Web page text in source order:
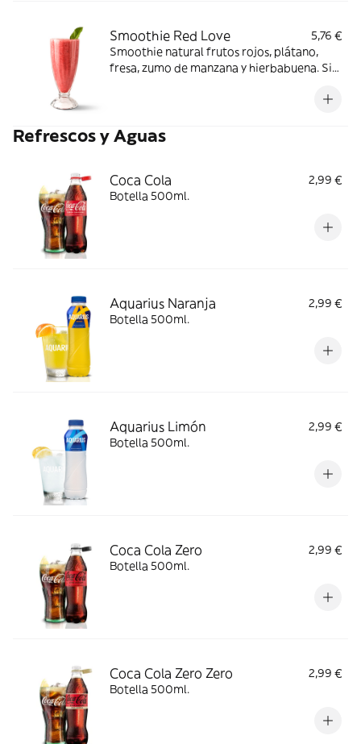
Smoothie Red Love
5,76 €
Smoothie natural frutos rojos, plátano,
fresa, zumo de manzana y hierbabuena. Sin
Refrescos y Aguas
Coca Cola
2,99 €
Botella 500ml.
Aquarius Naranja
2,99 €
Botella 500ml.
Aquarius Limón
2,99 €
Botella 500ml.
Coca Cola Zero
2,99 €
Botella 500ml.
Coca Cola Zero Zero
2,99 €
Botella 500ml.